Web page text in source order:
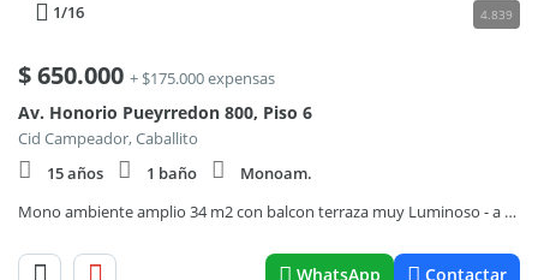
1/16 4.839
$650.000 + $175.000 expensas
Av. Honorio Pueyrredon 800, Piso 6
Cid Campeador, Caballito
15 años
1 baño
Monoam.
Mono ambiente amplio 34 m2 con balcon terraza muy Luminoso - a 1 cuadra de Universidad Maimonides
WhatsApp Contactar